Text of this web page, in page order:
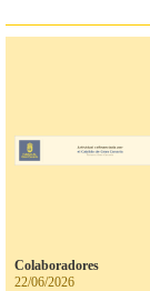
Colaboradores
22/06/2026